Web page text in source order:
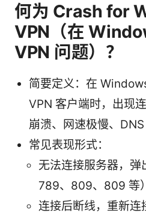
何为 Crash for
VPN（在
VPN 问题）？
简要定义：在
VPN 客户端时，出现
崩溃、网速极慢、DNS
常见表现形式：
无法连接服务器，弹
789、809、809 等
连接后断线，重新连